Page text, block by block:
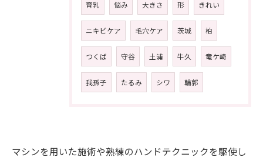
育乳 悩み 大きさ 形 きれい
ニキビケア 毛穴ケア 茨城 柏
つくば 守谷 土浦 牛久 竜ケ崎
我孫子 たるみ シワ 輪郭
マシンを用いた施術や熟練のハンドテクニックを駆使し